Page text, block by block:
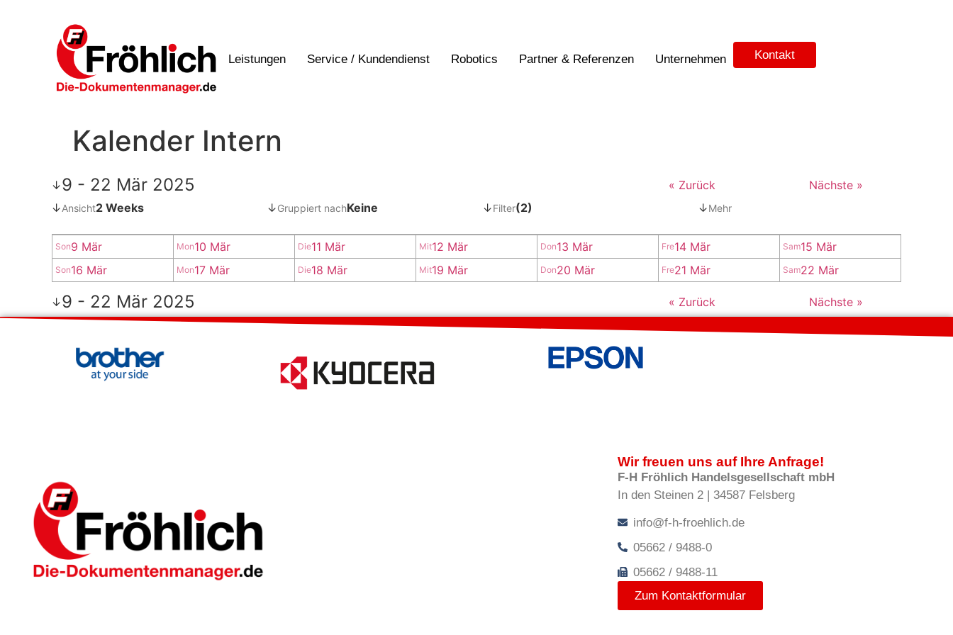
Leistungen Service / Kundendienst Robotics Partner & Referenzen Unternehmen Kontakt
Kalender Intern
↓9 - 22 Mär 2025 « Zurück
Nächste »
↓Ansicht2 Weeks ↓Gruppiert nachKeine ↓Filter(2) ↓Mehr
Son9 Mär Mon10 Mär Die11 Mär Mit12 Mär Don13 Mär Fre14 Mär Sam15 Mär
Son16 Mär Mon17 Mär Die18 Mär Mit19 Mär Don20 Mär Fre21 Mär Sam22 Mär
↓9 - 22 Mär 2025 « Zurück Nächste »
Wir freuen uns auf Ihre Anfrage!
F-H Fröhlich Handelsgesellschaft mbH
In den Steinen 2 | 34587 Felsberg
info@f-h-froehlich.de
05662 / 9488-0
05662 / 9488-11
Zum Kontaktformular